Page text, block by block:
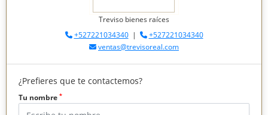
Treviso bienes raíces
+527221034340|
+527221034340
ventas@trevisoreal.com
¿Prefieres que te contactemos?
Tu nombre *